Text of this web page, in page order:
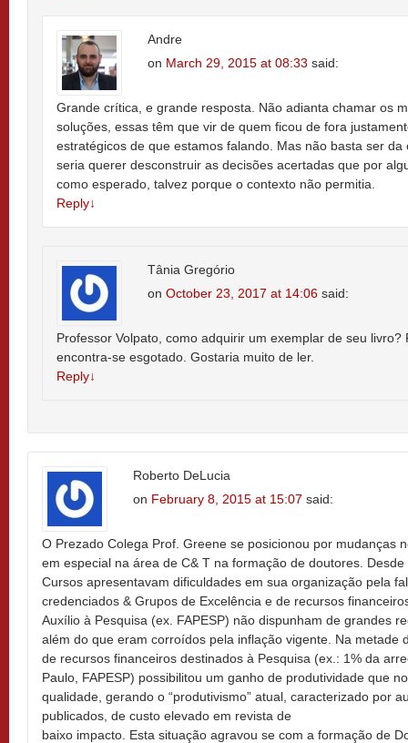
Andre
on March 29, 2015 at 08:33 said:
Grande crítica, e grande resposta. Não adianta chamar os
soluções, essas têm que vir de quem ficou de fora
estratégicos de que estamos falando. Mas não basta ser
seria querer desconstruir as decisões acertadas que por
como esperado, talvez porque o contexto não permitia.
Reply↓
Tânia Gregório
on October 23, 2017 at 14:06 said:
Professor Volpato, como adquirir um exemplar de seu livro?
encontra-se esgotado. Gostaria muito de ler.
Reply↓
Roberto DeLucia
on February 8, 2015 at 15:07 said:
O Prezado Colega Prof. Greene se posicionou por mudanças
em especial na área de C& T na formação de doutores.
Cursos apresentavam dificuldades em sua organização pela
credenciados & Grupos de Excelência e de recursos
Auxílio à Pesquisa (ex. FAPESP) não dispunham de grandes
além do que eram corroídos pela inflação vigente. Na metade
de recursos financeiros destinados à Pesquisa (ex.: 1% da
Paulo, FAPESP) possibilitou um ganho de produtividade que
qualidade, gerando o “produtivismo” atual, caracterizado por
publicados, de custo elevado em revista de
baixo impacto. Esta situação agravou se com a formação de